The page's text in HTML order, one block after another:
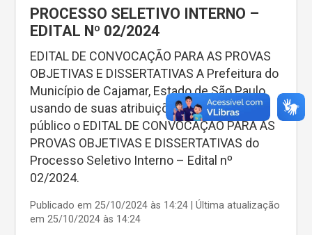
PROCESSO SELETIVO INTERNO –
EDITAL Nº 02/2024
EDITAL DE CONVOCAÇÃO PARA AS PROVAS
OBJETIVAS E DISSERTATIVAS A Prefeitura do
Município de Cajamar, Estado de São Paulo,
usando de suas atribuições legais, torna
público o EDITAL DE CONVOCAÇÃO PARA AS
PROVAS OBJETIVAS E DISSERTATIVAS do
Processo Seletivo Interno – Edital nº
02/2024.
Publicado em 25/10/2024 às 14:24 | Última atualização
em 25/10/2024 às 14:24